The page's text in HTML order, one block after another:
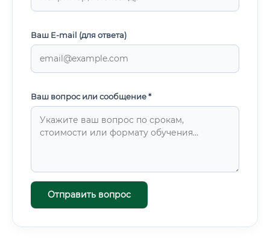
Ваш E-mail (для ответа)
Ваш вопрос или сообщение *
Отправить вопрос